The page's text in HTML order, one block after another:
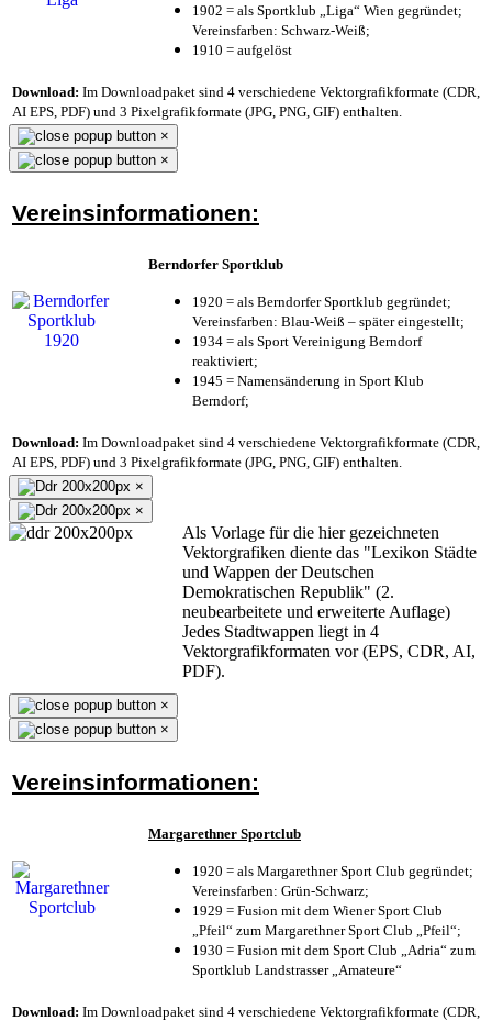
1902 = als Sportklub „Liga“ Wien gegründet;
Vereinsfarben: Schwarz-Weiß;
1910 = aufgelöst
Download: Im Downloadpaket sind 4 verschiedene Vektorgrafikformate (CDR,
AI EPS, PDF) und 3 Pixelgrafikformate (JPG, PNG, GIF) enthalten.
×
×
Vereinsinformationen:
Berndorfer Sportklub
1920 = als Berndorfer Sportklub gegründet;
Vereinsfarben: Blau-Weiß – später eingestellt;
1934 = als Sport Vereinigung Berndorf
reaktiviert;
1945 = Namensänderung in Sport Klub
Berndorf;
Download: Im Downloadpaket sind 4 verschiedene Vektorgrafikformate (CDR,
AI EPS, PDF) und 3 Pixelgrafikformate (JPG, PNG, GIF) enthalten.
×
×
Als Vorlage für die hier gezeichneten
Vektorgrafiken diente das "Lexikon Städte
und Wappen der Deutschen
Demokratischen Republik" (2.
neubearbeitete und erweiterte Auflage)
Jedes Stadtwappen liegt in 4
Vektorgrafikformaten vor (EPS, CDR, AI,
PDF).
×
×
Vereinsinformationen:
Margarethner Sportclub
1920 = als Margarethner Sport Club gegründet;
Vereinsfarben: Grün-Schwarz;
1929 = Fusion mit dem Wiener Sport Club
„Pfeil“ zum Margarethner Sport Club „Pfeil“;
1930 = Fusion mit dem Sport Club „Adria“ zum
Sportklub Landstrasser „Amateure“
Download: Im Downloadpaket sind 4 verschiedene Vektorgrafikformate (CDR,